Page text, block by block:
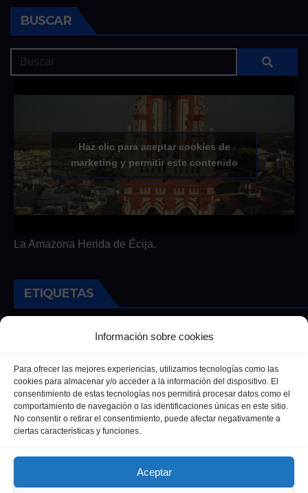
Información sobre cookies
Para ofrecer las mejores experiencias, utilizamos tecnologías como las
cookies para almacenar y/o acceder a la información del dispositivo. El
consentimiento de estas tecnologías nos permitirá procesar datos como el
comportamiento de navegación o las identificaciones únicas en este sitio.
No consentir o retirar el consentimiento, puede afectar negativamente a
ciertas características y funciones.
Aceptar
BUSCAR
Haz clic para aceptar cookies de
marketing y permitir este contenido
La Amazona Herida de Écija.
ETIQUETAS
Andalucía Cultura Deportes